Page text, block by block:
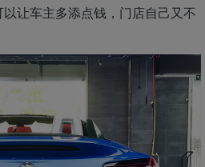
让车主多添点钱，门店自己又不